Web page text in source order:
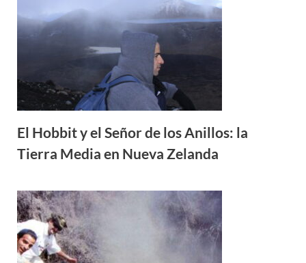
El Hobbit y el Señor de los Anillos: la
Tierra Media en Nueva Zelanda